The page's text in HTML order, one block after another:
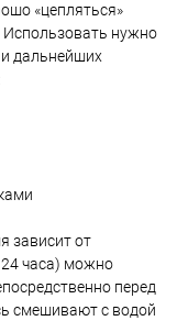
«цепляться»
Использовать нужно
и дальнейших
зависит от
24 часа) можно
перед
смешивают с водой